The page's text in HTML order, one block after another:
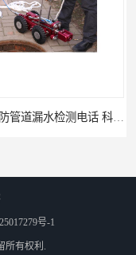
号-1
所有权利.